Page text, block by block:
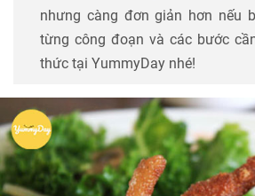
nhưng càng đơn giản hơn nếu
từng công đoạn và các bước
thức tại YummyDay nhé!